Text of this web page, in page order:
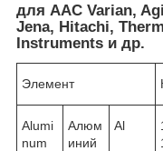
для ААС Varian,
Jena, Hitachi,
Instruments и др.
Элемент
Alumi
num
Алюм
иний
Al